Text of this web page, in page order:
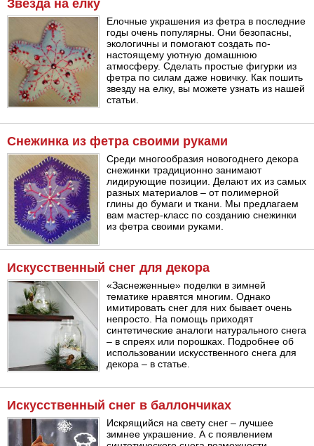
Звезда на елку
Елочные украшения из фетра в последние
годы очень популярны. Они безопасны,
экологичны и помогают создать по-
настоящему уютную домашнюю
атмосферу. Сделать простые фигурки из
фетра по силам даже новичку. Как пошить
звезду на елку, вы можете узнать из нашей
статьи.
Снежинка из фетра своими руками
Среди многообразия новогоднего декора
снежинки традиционно занимают
лидирующие позиции. Делают их из самых
разных материалов – от полимерной
глины до бумаги и ткани. Мы предлагаем
вам мастер-класс по созданию снежинки
из фетра своими руками.
Искусственный снег для декора
«Заснеженные» поделки в зимней
тематике нравятся многим. Однако
имитировать снег для них бывает очень
непросто. На помощь приходят
синтетические аналоги натурального снега
– в спреях или порошках. Подробнее об
использовании искусственного снега для
декора – в статье.
Искусственный снег в баллончиках
Искрящийся на свету снег – лучшее
зимнее украшение. А с появлением